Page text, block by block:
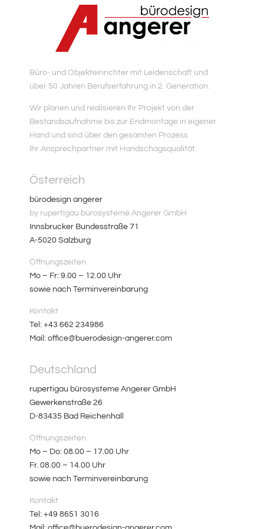
Büro- und Objekteinrichter mit Leidenschaft und
über 50 Jahren Berufserfahrung in 2. Generation.
Wir planen und realisieren Ihr Projekt von der
Bestandsaufnahme bis zur Endmontage in eigener
Hand und sind über den gesamten Prozess
Ihr Ansprechpartner mit Handschagsqualität.
Österreich
bürodesign angerer
by rupertigau bürosysteme Angerer GmbH
Innsbrucker Bundesstraße 71
A-5020 Salzburg
Öffnungszeiten
Mo – Fr: 9.00 – 12.00 Uhr
sowie nach Terminvereinbarung
Kontakt
Tel: +43 662 234986
Mail: office@buerodesign-angerer.com
Deutschland
rupertigau bürosysteme Angerer GmbH
Gewerkenstraße 26
D-83435 Bad Reichenhall
Öffnungszeiten
Mo – Do: 08.00 – 17.00 Uhr
Fr. 08.00 – 14.00 Uhr
sowie nach Terminvereinbarung
Kontakt
Tel: +49 8651 3016